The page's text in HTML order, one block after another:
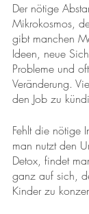
Der nötige
Mikrokosmos,
gibt manchen
Ideen, neue
Probleme und
Veränderung.
den Job zu
Fehlt die nötige
man nutzt den
Detox, findet
ganz auf sich,
Kinder zu